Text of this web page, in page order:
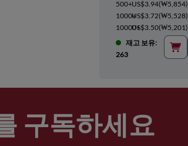
500+US$3.94(₩5,854)
1000+US$3.72(₩5,528)
10000+US$3.50(₩5,201)
재고 보유:
263
구독하세요